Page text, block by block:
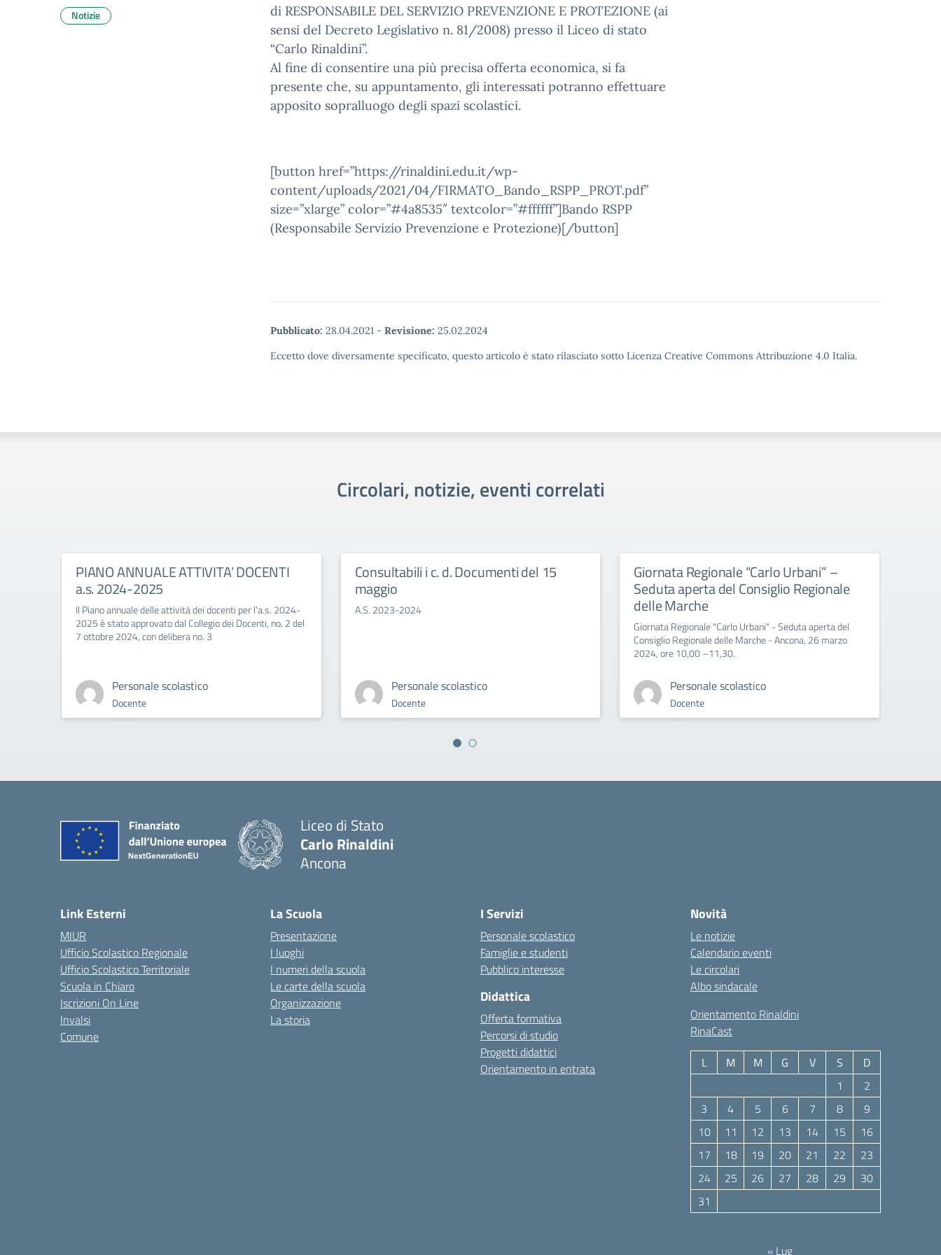
di RESPONSABILE DEL SERVIZIO PREVENZIONE E PROTEZIONE (ai
sensi del Decreto Legislativo n. 81/2008) presso il Liceo di stato
“Carlo Rinaldini”.
Al fine di consentire una più precisa offerta economica, si fa
presente che, su appuntamento, gli interessati potranno effettuare
apposito sopralluogo degli spazi scolastici.
[button href=”https://rinaldini.edu.it/wp-
content/uploads/2021/04/FIRMATO_Bando_RSPP_PROT.pdf”
size=”xlarge” color=”#4a8535″ textcolor=”#ffffff”]Bando RSPP
(Responsabile Servizio Prevenzione e Protezione)[/button]
Pubblicato: 28.04.2021 - Revisione: 25.02.2024
Eccetto dove diversamente specificato, questo articolo è stato rilasciato sotto Licenza Creative Commons Attribuzione 4.0 Italia.
Notizie
Circolari, notizie, eventi correlati
PIANO ANNUALE ATTIVITA’ DOCENTI
a.s. 2024-2025
Il Piano annuale delle attività dei docenti per l'a.s. 2024-
2025 è stato approvato dal Collegio dei Docenti, no. 2 del
7 ottobre 2024, con delibera no. 3
Personale scolastico
Docente
Consultabili i c. d. Documenti del 15
maggio
A.S. 2023-2024
Personale scolastico
Docente
Giornata Regionale “Carlo Urbani” –
Seduta aperta del Consiglio Regionale
delle Marche
Giornata Regionale "Carlo Urbani" - Seduta aperta del
Consiglio Regionale delle Marche - Ancona, 26 marzo
2024, ore 10,00 –11,30.
Personale scolastico
Docente
Liceo di Stato
Carlo Rinaldini
Ancona
Link Esterni
MIUR
Ufficio Scolastico Regionale
Ufficio Scolastico Territoriale
Scuola in Chiaro
Iscrizioni On Line
Invalsi
Comune
La Scuola
Presentazione
I luoghi
I numeri della scuola
Le carte della scuola
Organizzazione
La storia
I Servizi
Personale scolastico
Famiglie e studenti
Pubblico interesse
Didattica
Offerta formativa
Percorsi di studio
Progetti didattici
Orientamento in entrata
Novità
Le notizie
Calendario eventi
Le circolari
Albo sindacale
Orientamento Rinaldini
RinaCast
L M M G V S
D
1
2
3
4 5 6 7 8
9
10
11 12 13 14 15
16
17
18 19 20 21 22
23
24
25 26 27 28 29
30
31
« Lug